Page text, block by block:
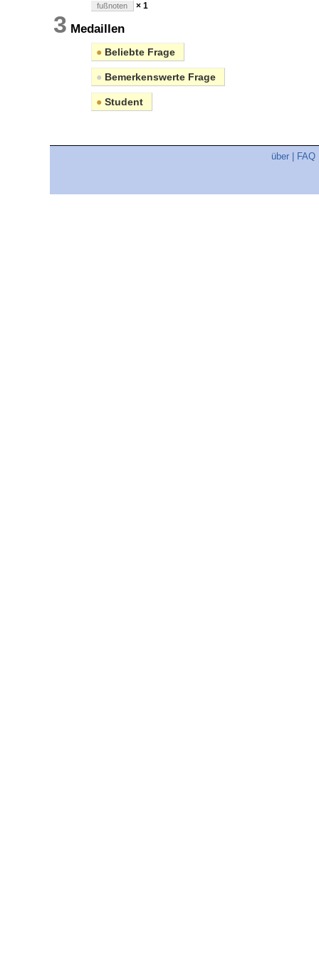
fußnoten × 1
3 Medaillen
● Beliebte Frage
● Bemerkenswerte Frage
● Student
über FAQ